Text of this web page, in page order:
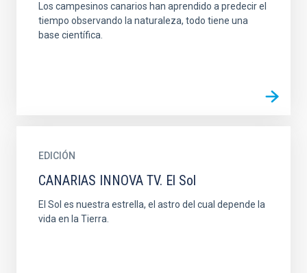
Los campesinos canarios han aprendido a predecir el
tiempo observando la naturaleza, todo tiene una
base científica.
EDICIÓN
CANARIAS INNOVA TV. El Sol
El Sol es nuestra estrella, el astro del cual depende la
vida en la Tierra.